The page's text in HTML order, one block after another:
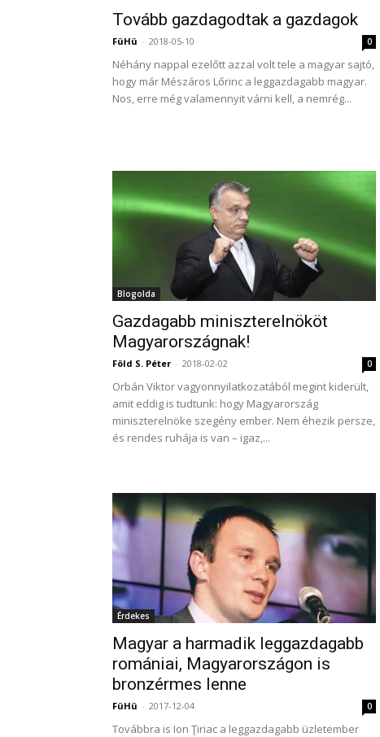
Tovább gazdagodtak a gazdagok
FüHü - 2018-05-10 0
Néhány nappal ezelőtt azzal volt tele a magyar sajtó,
hogy már Mészáros Lőrinc a leggazdagabb magyar.
Nos, erre még valamennyit várni kell, a nemrég...
Blogolda
Gazdagabb miniszterelnököt
Magyarországnak!
Föld S. Péter - 2018-02-02 0
Orbán Viktor vagyonnyilatkozatából megint kiderült,
amit eddig is tudtunk: hogy Magyarország
miniszterelnöke szegény ember. Nem éhezik persze,
és rendes ruhája is van – igaz,...
Érdekes
Magyar a harmadik leggazdagabb
romániai, Magyarországon is
bronzérmes lenne
FüHü - 2017-12-04 0
Továbbra is Ion Ţiriac a leggazdagabb üzletember